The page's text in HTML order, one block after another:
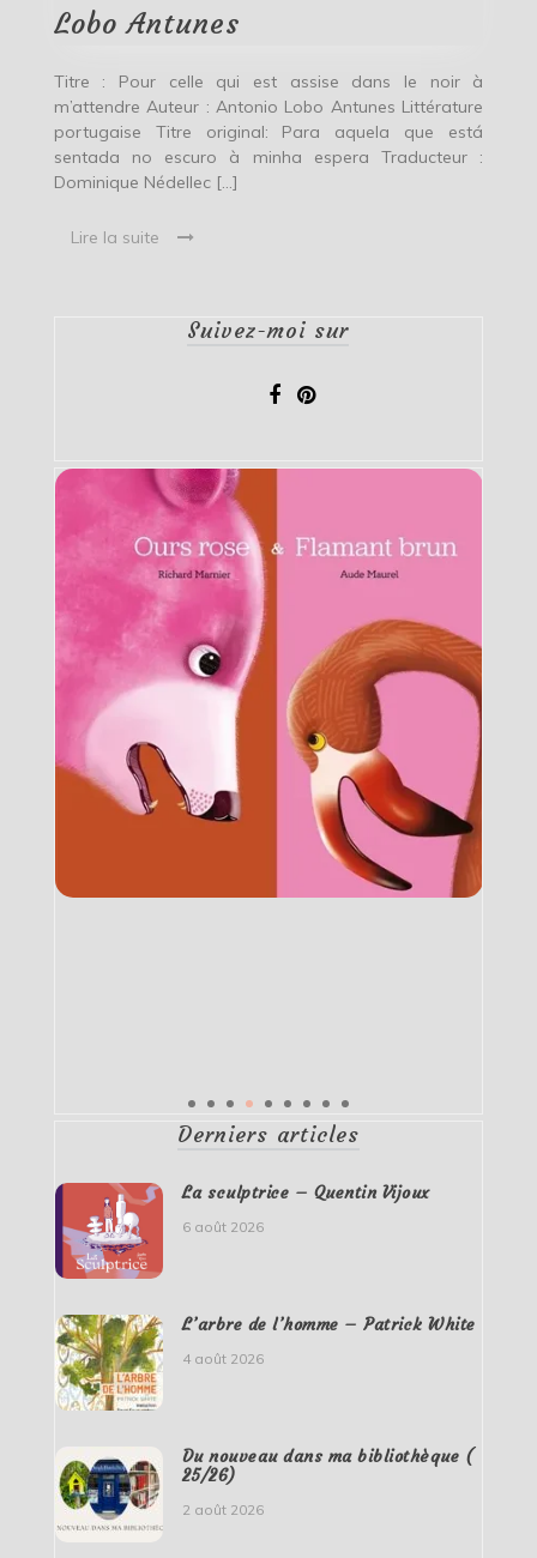
Lobo
Antunes
Lobo Antunes
Titre : Pour celle qui est assise dans le noir à
m’attendre Auteur : Antonio Lobo Antunes Littérature
portugaise Titre original: Para aquela que está
sentada no escuro à minha espera Traducteur :
Dominique Nédellec […]
Lire la suite
Suivez-moi sur
Derniers articles
La sculptrice – Quentin Vijoux
6 août 2026
L’arbre de l’homme – Patrick White
4 août 2026
Du nouveau dans ma bibliothèque (
25/26)
2 août 2026